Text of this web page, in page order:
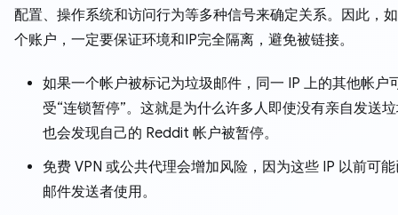
配置、操作系统和访问行为等多种信号来确定关系。因此，
个账户，一定要保证环境和IP完全隔离，避免被链接。
如果一个帐户被标记为垃圾邮件，同一 IP 上的其他帐户
受“连锁暂停”。这就是为什么许多人即使没有亲自发送
也会发现自己的 Reddit 帐户被暂停。
免费 VPN 或公共代理会增加风险，因为这些 IP 以前可
邮件发送者使用。